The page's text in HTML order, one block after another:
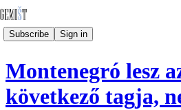
Subscribe Sign in
Montenegró lesz
következő tagja,